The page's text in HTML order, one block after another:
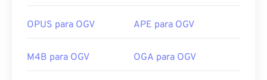
Desenvolvido por:
Fundação Xiph.Org
OPUS para OGV APE para OGV
M4B para OGV OGA para OGV